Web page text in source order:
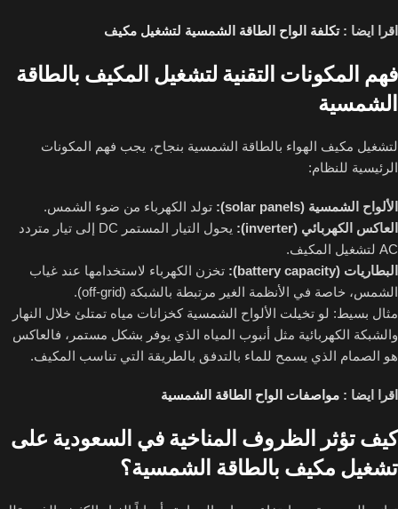
اقرا ايضا :تكلفة الواح الطاقة الشمسية لتشغيل مكيف
فهم المكونات التقنية لتشغيل المكيف بالطاقة
الشمسية
لتشغيل مكيف الهواء بالطاقة الشمسية بنجاح، يجب فهم المكونات
الرئيسية للنظام:
الألواح الشمسية (solar panels):
تولد الكهرباء من ضوء الشمس.
العاكس الكهربائي (inverter):
يحول التيار المستمر DC إلى تيار متردد
AC لتشغيل المكيف.
البطاريات (battery capacity):
تخزن الكهرباء لاستخدامها عند غياب
الشمس، خاصة في الأنظمة الغير مرتبطة بالشبكة (off-grid).
مثال بسيط: لو تخيلت الألواح الشمسية كخزانات مياه تمتلئ خلال النهار
والشبكة الكهربائية مثل أنبوب المياه الذي يوفر بشكل مستمر، فالعاكس
هو الصمام الذي يسمح للماء بالتدفق بالطريقة التي تناسب المكيف.
اقرا ايضا : مواصفات الواح الطاقة الشمسية
كيف تؤثر الظروف المناخية في السعودية على
تشغيل مكيف بالطاقة الشمسية؟